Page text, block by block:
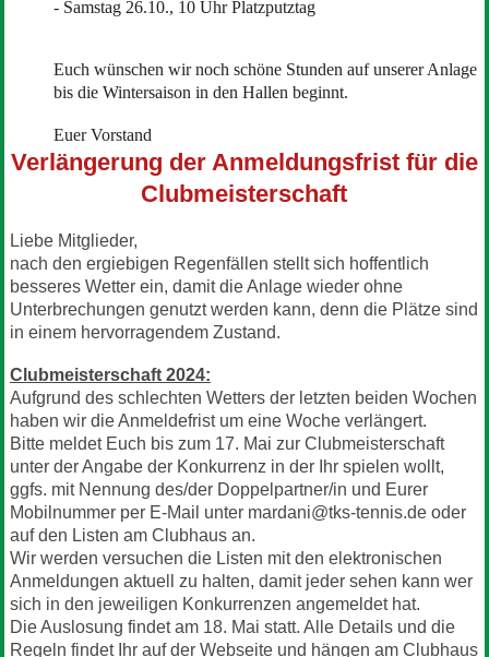
- Samstag 26.10., 10 Uhr Platzputztag
Euch wünschen wir noch schöne Stunden auf unserer Anlage
bis die Wintersaison in den Hallen beginnt.
Euer Vorstand
Verlängerung der Anmeldungsfrist für die
Clubmeisterschaft
Liebe Mitglieder,
nach den ergiebigen Regenfällen stellt sich hoffentlich
besseres Wetter ein, damit die Anlage wieder ohne
Unterbrechungen genutzt werden kann, denn die Plätze sind
in einem hervorragendem Zustand.
Clubmeisterschaft 2024:
Aufgrund des schlechten Wetters der letzten beiden Wochen
haben wir die Anmeldefrist um eine Woche verlängert.
Bitte meldet Euch bis zum 17. Mai zur Clubmeisterschaft
unter der Angabe der Konkurrenz in der Ihr spielen wollt,
ggfs. mit Nennung des/der Doppelpartner/in und Eurer
Mobilnummer per E-Mail unter mardani@tks-tennis.de oder
auf den Listen am Clubhaus an.
Wir werden versuchen die Listen mit den elektronischen
Anmeldungen aktuell zu halten, damit jeder sehen kann wer
sich in den jeweiligen Konkurrenzen angemeldet hat.
Die Auslosung findet am 18. Mai statt. Alle Details und die
Regeln findet Ihr auf der Webseite und hängen am Clubhaus